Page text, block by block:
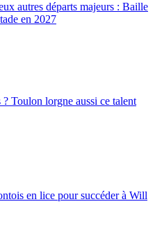
autres départs majeurs : Baille
en 2027
Toulon lorgne aussi ce talent
en lice pour succéder à Will